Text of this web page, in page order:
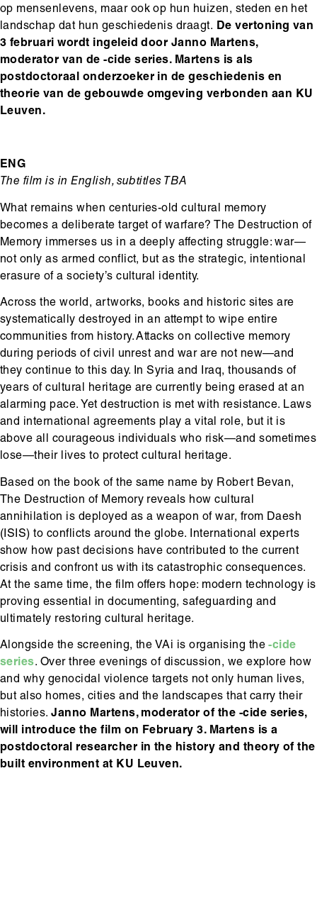
op mensenlevens, maar ook op hun huizen, steden en het
landschap dat hun geschiedenis draagt. De vertoning van
3 februari wordt ingeleid door Janno Martens,
moderator van de -cide series. Martens is als
postdoctoraal onderzoeker in de geschiedenis en
theorie van de gebouwde omgeving verbonden aan KU
Leuven.
ENG
The film is in English, subtitles TBA
What remains when centuries-old cultural memory
becomes a deliberate target of warfare? The Destruction of
Memory immerses us in a deeply affecting struggle: war—
not only as armed conflict, but as the strategic, intentional
erasure of a society’s cultural identity.
Across the world, artworks, books and historic sites are
systematically destroyed in an attempt to wipe entire
communities from history. Attacks on collective memory
during periods of civil unrest and war are not new—and
they continue to this day. In Syria and Iraq, thousands of
years of cultural heritage are currently being erased at an
alarming pace. Yet destruction is met with resistance. Laws
and international agreements play a vital role, but it is
above all courageous individuals who risk—and sometimes
lose—their lives to protect cultural heritage.
Based on the book of the same name by Robert Bevan,
The Destruction of Memory reveals how cultural
annihilation is deployed as a weapon of war, from Daesh
(ISIS) to conflicts around the globe. International experts
show how past decisions have contributed to the current
crisis and confront us with its catastrophic consequences.
At the same time, the film offers hope: modern technology is
proving essential in documenting, safeguarding and
ultimately restoring cultural heritage.
Alongside the screening, the VAi is organising the-cide
series. Over three evenings of discussion, we explore how
and why genocidal violence targets not only human lives,
but also homes, cities and the landscapes that carry their
histories.Janno Martens, moderator of the -cide series,
will introduce the film on February 3. Martens is a
postdoctoral researcher in the history and theory of the
built environment at KU Leuven.